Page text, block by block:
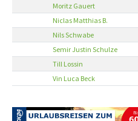
Moritz Gauert
Niclas Matthias B.
Nils Schwabe
Semir Justin Schulze
Till Lossin
Vin Luca Beck